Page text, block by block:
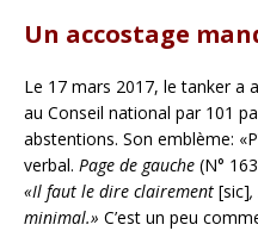
Un accostage
Le 17 mars 2017, le tanker a
au Conseil national par 101
abstentions. Son emblème:
verbal. Page de gauche (N°
«Il faut le dire clairement [sic],
minimal.» C’est un peu